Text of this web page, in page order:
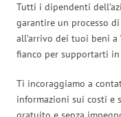
Tutti i dipendenti
garantire un processo
all’arrivo dei tuoi beni
fianco per supportarti in
Ti incoraggiamo a
informazioni sui costi e